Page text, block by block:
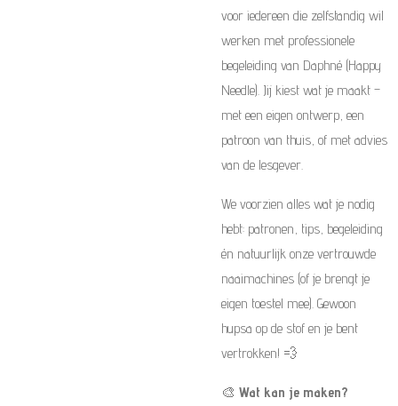
voor iedereen die zelfstandig wil
werken met professionele
begeleiding van Daphné (Happy
Needle). Jij kiest wat je maakt –
met een eigen ontwerp, een
patroon van thuis, of met advies
van de lesgever.
We voorzien alles wat je nodig
hebt: patronen, tips, begeleiding
én natuurlijk onze vertrouwde
naaimachines (of je brengt je
eigen toestel mee). Gewoon
hupsa op de stof en je bent
vertrokken! 💨
🎨 Wat kan je maken?